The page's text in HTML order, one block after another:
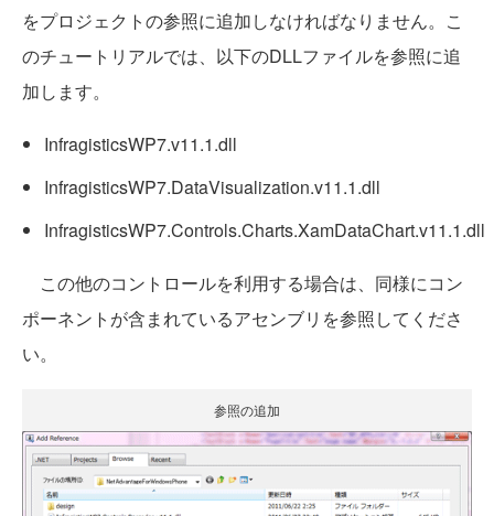
をプロジェクトの参照に追加しなければなりません。こ
のチュートリアルでは、以下のDLLファイルを参照に追
加します。
InfragisticsWP7.v11.1.dll
InfragisticsWP7.DataVisualization.v11.1.dll
InfragisticsWP7.Controls.Charts.XamDataChart.v11.1.dll
この他のコントロールを利用する場合は、同様にコン
ポーネントが含まれているアセンブリを参照してくださ
い。
参照の追加